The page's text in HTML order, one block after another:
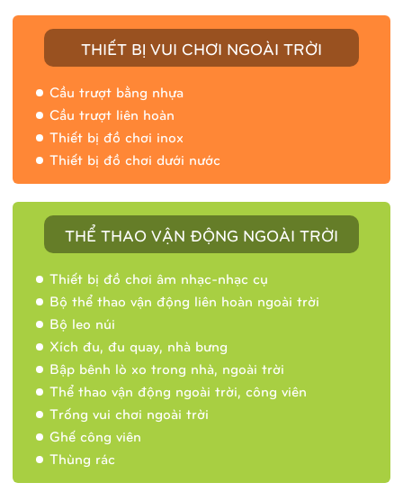
THIẾT BỊ VUI CHƠI NGOÀI TRỜI
Cầu trượt bằng nhựa
Cầu trượt liên hoàn
Thiết bị đồ chơi inox
Thiết bị đồ chơi dưới nước
THỂ THAO VẬN ĐỘNG NGOÀI TRỜI
Thiết bị đồ chơi âm nhạc-nhạc cụ
Bộ thể thao vận động liên hoàn ngoài trời
Bộ leo núi
Xích đu, đu quay, nhà bưng
Bập bênh lò xo trong nhà, ngoài trời
Thể thao vận động ngoài trời, công viên
Trống vui chơi ngoài trời
Ghế công viên
Thùng rác